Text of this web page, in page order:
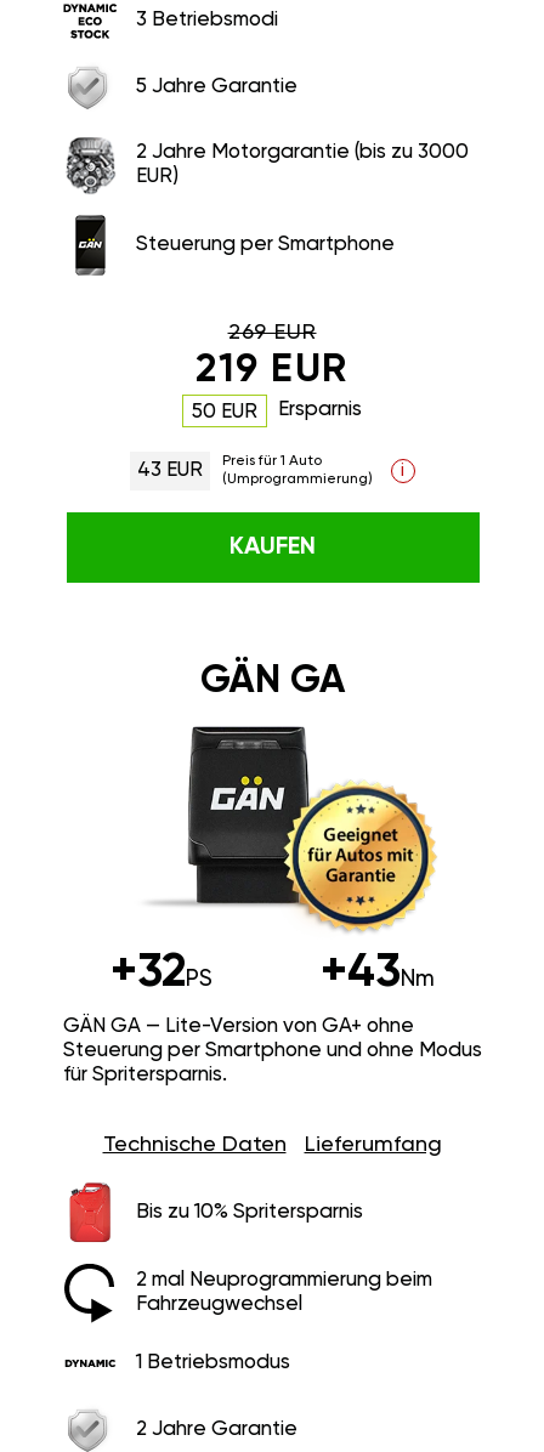
3 Betriebsmodi
5 Jahre Garantie
2 Jahre Motorgarantie (bis zu 3000
EUR)
Steuerung per Smartphone
269 EUR
219 EUR
50 EUR Ersparnis
43 EUR
Preis für 1 Auto
(Umprogrammierung)
i
KAUFEN
GÄN GA
+32PS +43Nm
GÄN GA — Lite-Version von GA+ ohne
Steuerung per Smartphone und ohne Modus
für Spritersparnis.
Technische Daten Lieferumfang
Bis zu 10% Spritersparnis
2 mal Neuprogrammierung beim
Fahrzeugwechsel
1 Betriebsmodus
2 Jahre Garantie